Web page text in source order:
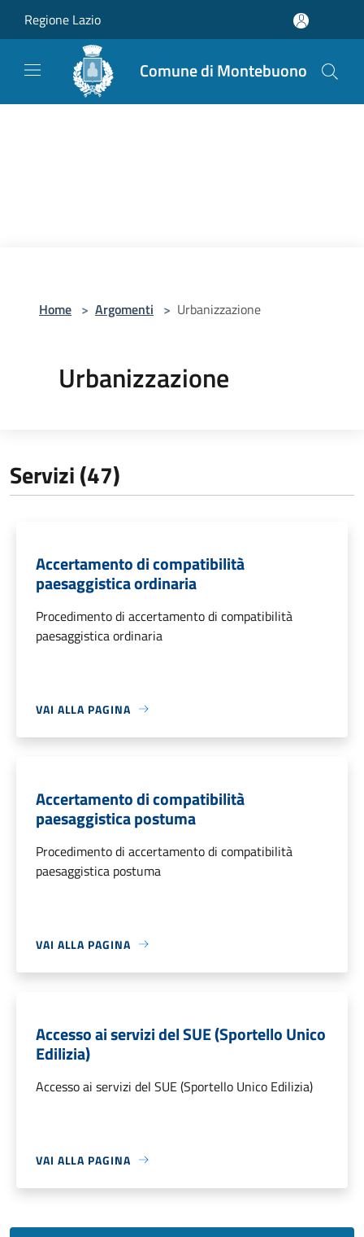
Regione Lazio
Comune di Montebuono
Home > Argomenti > Urbanizzazione
Urbanizzazione
Servizi (47)
Accertamento di compatibilità
paesaggistica ordinaria
Procedimento di accertamento di compatibilità
paesaggistica ordinaria
VAI ALLA PAGINA
Accertamento di compatibilità
paesaggistica postuma
Procedimento di accertamento di compatibilità
paesaggistica postuma
VAI ALLA PAGINA
Accesso ai servizi del SUE (Sportello Unico
Edilizia)
Accesso ai servizi del SUE (Sportello Unico Edilizia)
VAI ALLA PAGINA